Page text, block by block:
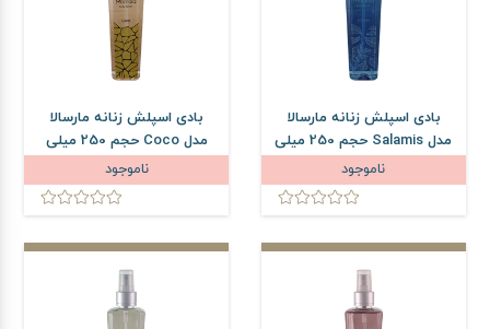
بادی اسپلش زنانه مارسالا
مدل Salamis حجم 250 میلی
لیتر
ناموجود
بادی اسپلش زنانه مارسالا
مدل Coco حجم 250 میلی
لیتر
ناموجود